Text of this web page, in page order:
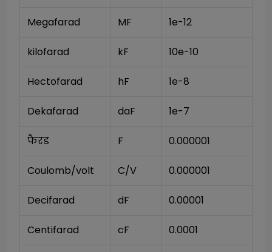
Megafarad MF 1e-12
kilofarad kF 10e-10
Hectofarad hF 1e-8
Dekafarad daF 1e-7
फैरड F 0.000001
Coulomb/volt C/V 0.000001
Decifarad dF 0.00001
Centifarad cF 0.0001